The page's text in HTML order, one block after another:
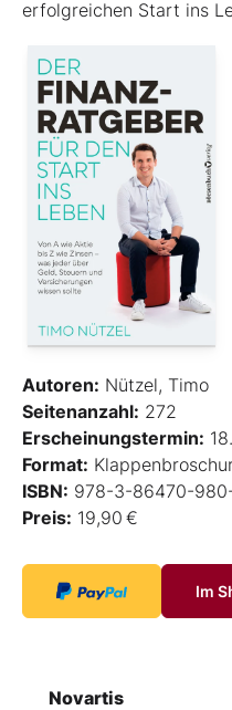
erfolgreichen Start ins
Autoren: Nützel, Timo
Seitenanzahl: 272
Erscheinungstermin:
Format:
ISBN: 978-3-86470-
Preis: 19,90 €
Im
Novartis